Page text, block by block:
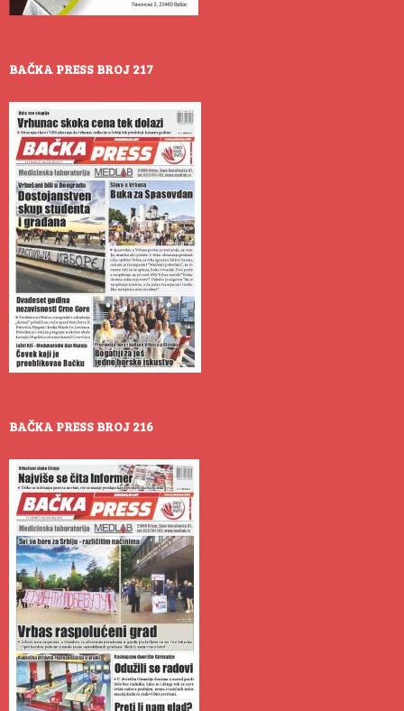
BAČKA PRESS BROJ 217
BAČKA PRESS BROJ 216